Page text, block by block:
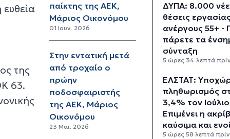
ευθεία
της
63.
παίκτης της ΑΕΚ,
Μάριος Οικονόμου
01 Ιουν. 2026
Στην εντατική μετά
από τροχαίο ο
πρώην
ποδοσφαιριστής
της ΑΕΚ, Μάριος
Οικονόμου
23 Μαϊ. 2026
ΔΥΠΑ: 8.000
θέσεις
ανέργους 55+ -
πάρετε τα
σύνταξη
5 ώρες 34 λεπτά
ΕΛΣΤΑΤ:
πληθωρισμός
3,4% τον
Επιμένει η
καύσιμα και
5 ώρες 58 λεπτά πρίν